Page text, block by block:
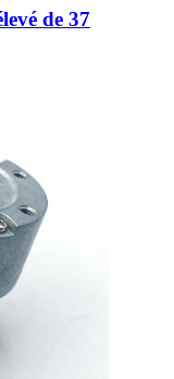
de 37